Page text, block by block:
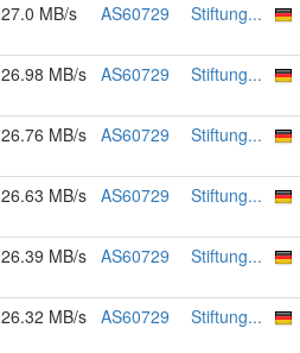
27.0 MB/s AS60729 Stiftung...
26.98 MB/s AS60729 Stiftung...
26.76 MB/s AS60729 Stiftung...
26.63 MB/s AS60729 Stiftung...
26.39 MB/s AS60729 Stiftung...
26.32 MB/s AS60729 Stiftung...